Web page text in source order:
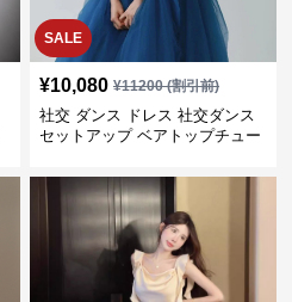
SALE
¥10,080 ¥11200(割引前)
社交 ダンス ドレス 社交ダンス
セットアップ ベアトップチュー